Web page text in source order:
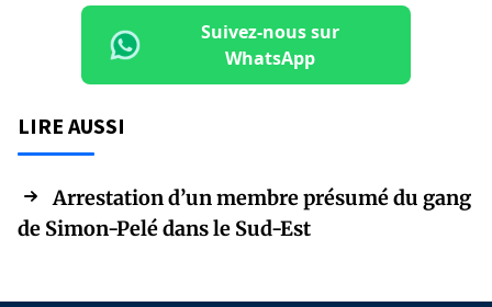
Suivez-nous sur
WhatsApp
LIRE AUSSI
Arrestation d’un membre présumé du gang
de Simon-Pelé dans le Sud-Est